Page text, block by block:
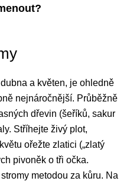
a květen, je ohledně
nejnáročnější. Průběžně
dřevin (šeříků, sakur
Stříhejte živý plot,
ořežte zlatici („zlatý
pivoněk o tři očka.
metodou za kůru. Na